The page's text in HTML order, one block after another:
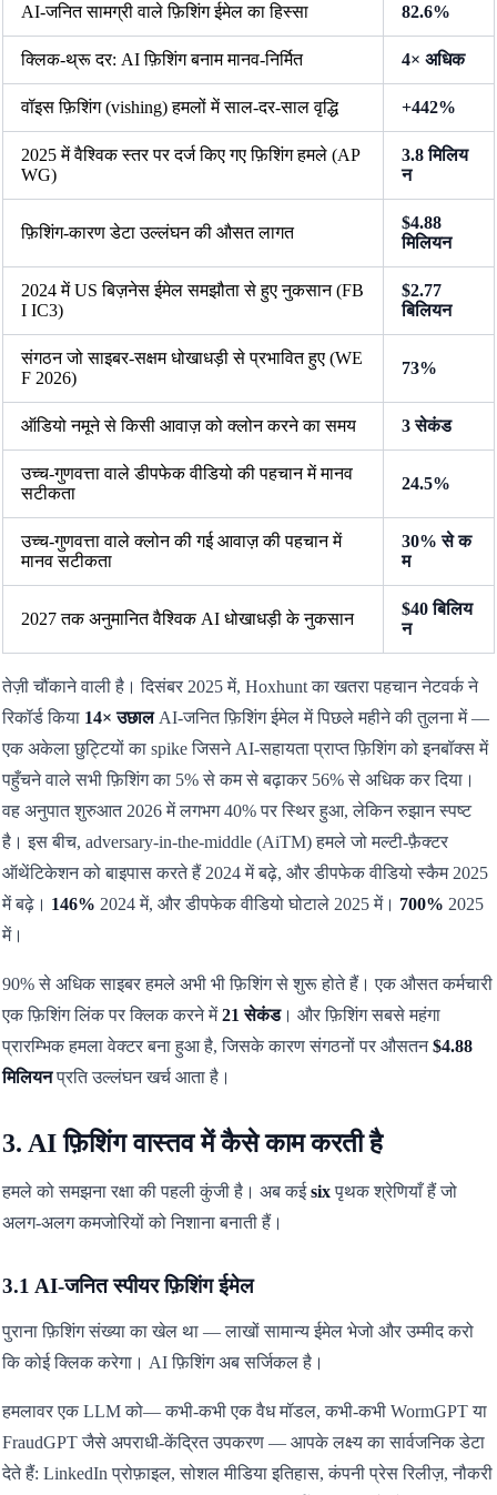
AI-जनित सामग्री वाले फ़िशिंग ईमेल का हिस्सा 82.6%
क्लिक-थ्रू दर: AI फ़िशिंग बनाम मानव-निर्मित 4× अधिक
वॉइस फ़िशिंग (vishing) हमलों में साल-दर-साल वृद्धि +442%
2025 में वैश्विक स्तर पर दर्ज किए गए फ़िशिंग हमले (AP
WG)
3.8 मिलिय
न
फ़िशिंग-कारण डेटा उल्लंघन की औसत लागत
$4.88
मिलियन
2024 में US बिज़नेस ईमेल समझौता से हुए नुकसान (FB
I IC3)
$2.77
बिलियन
संगठन जो साइबर-सक्षम धोखाधड़ी से प्रभावित हुए (WE
F 2026)
73%
ऑडियो नमूने से किसी आवाज़ को क्लोन करने का समय 3 सेकंड
उच्च-गुणवत्ता वाले डीपफेक वीडियो की पहचान में मानव
सटीकता
24.5%
उच्च-गुणवत्ता वाले क्लोन की गई आवाज़ की पहचान में
मानव सटीकता
30% से क
म
2027 तक अनुमानित वैश्विक AI धोखाधड़ी के नुकसान
$40 बिलिय
न
तेज़ी चौंकाने वाली है। दिसंबर 2025 में, Hoxhunt का खतरा पहचान नेटवर्क ने
रिकॉर्ड किया 14× उछालAI-जनित फ़िशिंग ईमेल में पिछले महीने की तुलना में —
एक अकेला छुट्टियों का spike जिसने AI-सहायता प्राप्त फ़िशिंग को इनबॉक्स में
पहुँचने वाले सभी फ़िशिंग का 5% से कम से बढ़ाकर 56% से अधिक कर दिया।
वह अनुपात शुरुआत 2026 में लगभग 40% पर स्थिर हुआ, लेकिन रुझान स्पष्ट
है। इस बीच, adversary-in-the-middle (AiTM) हमले जो मल्टी-फ़ैक्टर
ऑथेंटिकेशन को बाइपास करते हैं 2024 में बढ़े, और डीपफेक वीडियो स्कैम 2025
में बढ़े। 146% 2024 में, और डीपफेक वीडियो घोटाले 2025 में। 700% 2025
में।
90% से अधिक साइबर हमले अभी भी फ़िशिंग से शुरू होते हैं। एक औसत कर्मचारी
एक फ़िशिंग लिंक पर क्लिक करने में21 सेकंड। और फ़िशिंग सबसे महंगा
प्रारम्भिक हमला वेक्टर बना हुआ है, जिसके कारण संगठनों पर औसतन$4.88
मिलियनप्रति उल्लंघन खर्च आता है।
3. AI फ़िशिंग वास्तव में कैसे काम करती है
हमले को समझना रक्षा की पहली कुंजी है। अब कईsixपृथक श्रेणियाँ हैं जो
अलग-अलग कमजोरियों को निशाना बनाती हैं।
3.1 AI-जनित स्पीयर फ़िशिंग ईमेल
पुराना फ़िशिंग संख्या का खेल था — लाखों सामान्य ईमेल भेजो और उम्मीद करो
कि कोई क्लिक करेगा। AI फ़िशिंग अब सर्जिकल है।
हमलावर एक LLM को— कभी-कभी एक वैध मॉडल, कभी-कभी WormGPT या
FraudGPT जैसे अपराधी-केंद्रित उपकरण — आपके लक्ष्य का सार्वजनिक डेटा
देते हैं: LinkedIn प्रोफ़ाइल, सोशल मीडिया इतिहास, कंपनी प्रेस रिलीज़, नौकरी